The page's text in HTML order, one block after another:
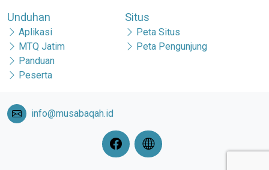
Unduhan
Aplikasi
MTQ Jatim
Panduan
Peserta
Situs
Peta Situs
Peta Pengunjung
info@musabaqah.id